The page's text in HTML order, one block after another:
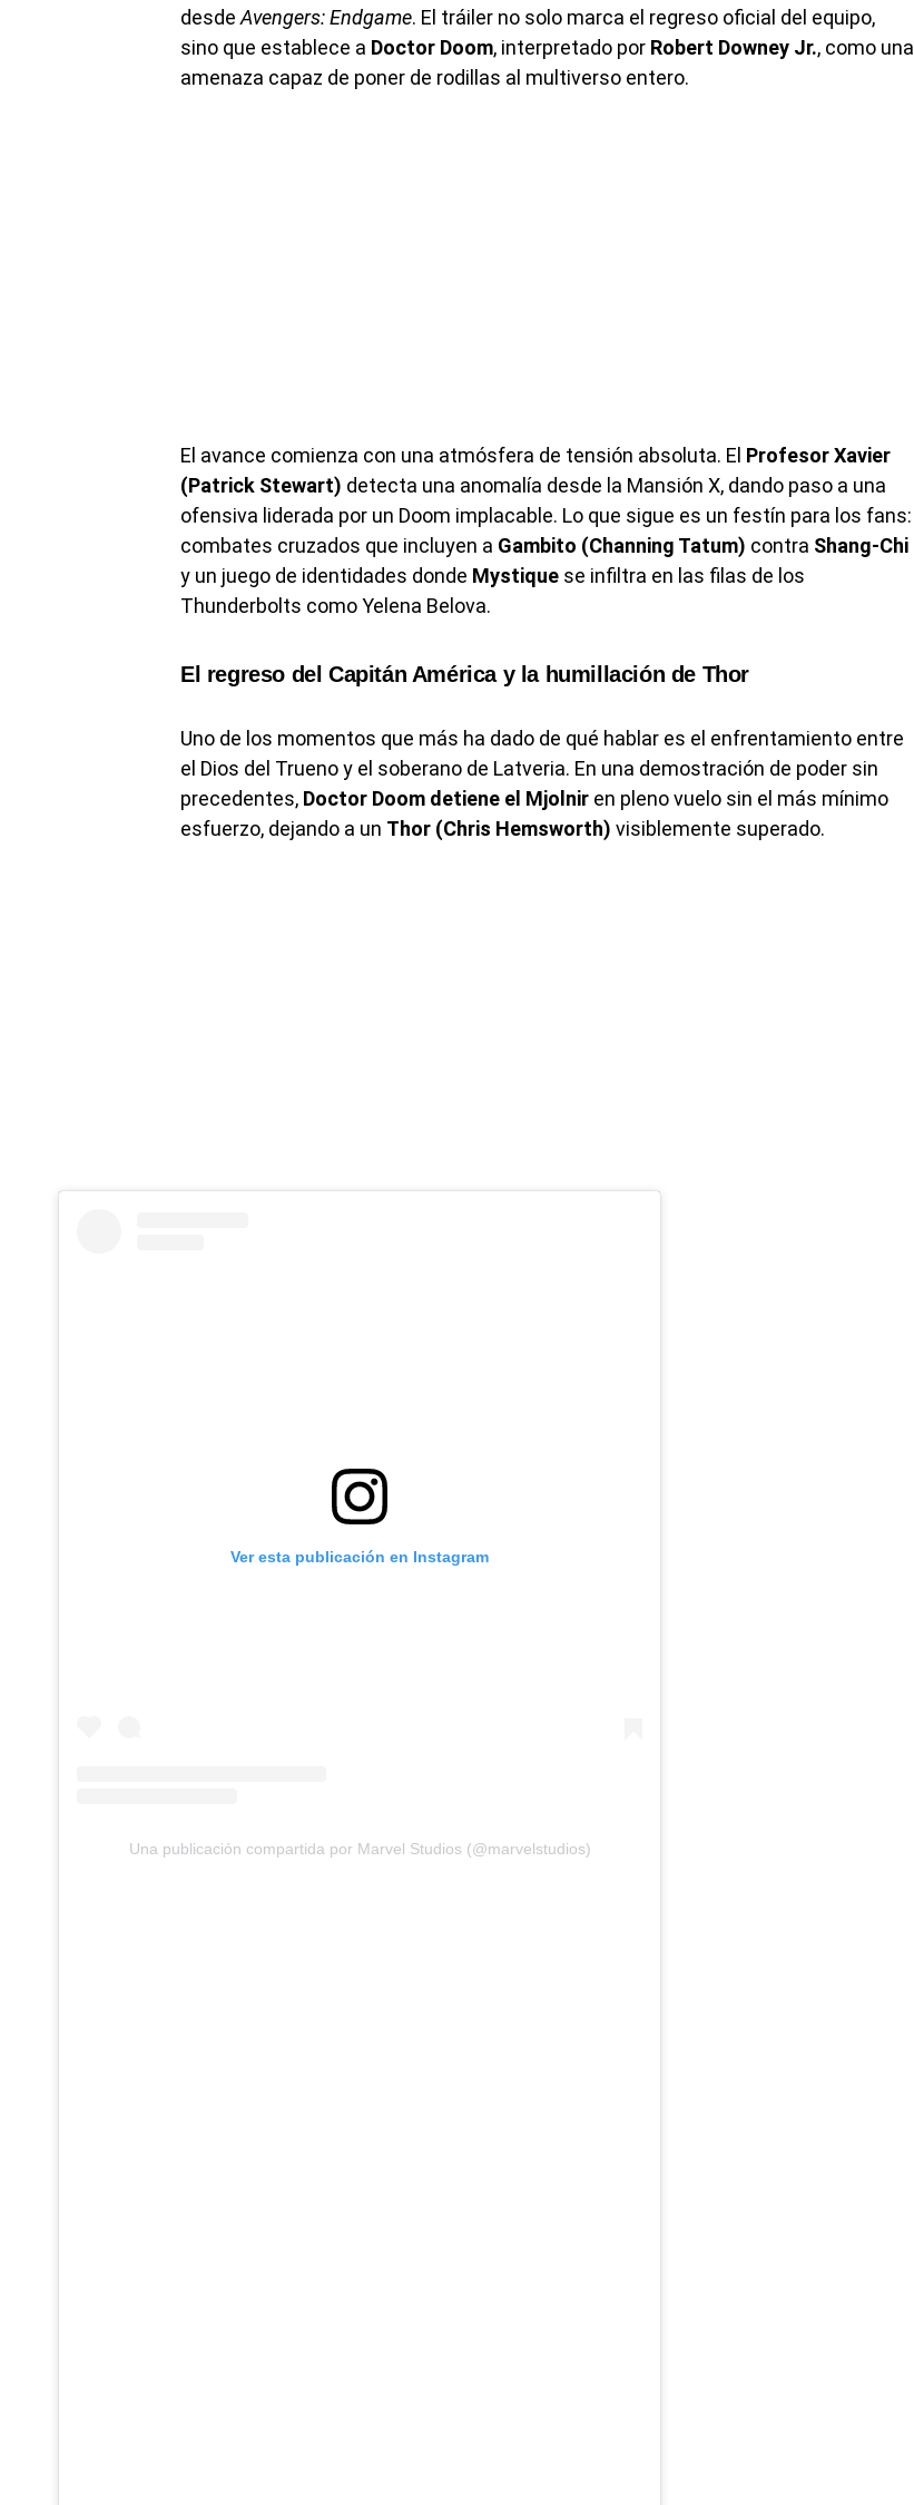
desde Avengers: Endgame. El tráiler no solo marca el regreso oficial del equipo,
sino que establece a Doctor Doom, interpretado por Robert Downey Jr., como una
amenaza capaz de poner de rodillas al multiverso entero.
El avance comienza con una atmósfera de tensión absoluta. El Profesor Xavier
(Patrick Stewart) detecta una anomalía desde la Mansión X, dando paso a una
ofensiva liderada por un Doom implacable. Lo que sigue es un festín para los fans:
combates cruzados que incluyen a Gambito (Channing Tatum) contra Shang-Chi
y un juego de identidades donde Mystique se infiltra en las filas de los
Thunderbolts como Yelena Belova.
El regreso del Capitán América y la humillación de Thor
Uno de los momentos que más ha dado de qué hablar es el enfrentamiento entre
el Dios del Trueno y el soberano de Latveria. En una demostración de poder sin
precedentes, Doctor Doom detiene el Mjolnir en pleno vuelo sin el más mínimo
esfuerzo, dejando a un Thor (Chris Hemsworth) visiblemente superado.
Ver esta publicación en Instagram
Una publicación compartida por Marvel Studios (@marvelstudios)